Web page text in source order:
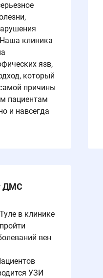
клиника
язв,
который
причины
пациентам
и навсегда
ДМС
в клинике
вен
УЗИ